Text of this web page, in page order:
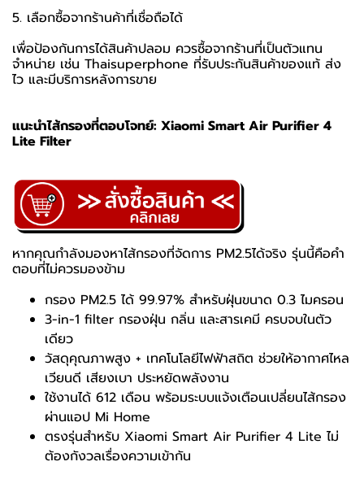
5. เลือกซื้อจากร้านค้าที่เชื่อถือได้
เพื่อป้องกันการได้สินค้าปลอม ควรซื้อจากร้านที่เป็นตัวแทน
จำหน่าย เช่น Thaisuperphone ที่รับประกันสินค้าของแท้ ส่ง
ไว และมีบริการหลังการขาย
แนะนำไส้กรองที่ตอบโจทย์: Xiaomi Smart Air Purifier 4
Lite Filter
หากคุณกำลังมองหาไส้กรองที่จัดการ PM2.5ได้จริง รุ่นนี้คือคำ
ตอบที่ไม่ควรมองข้าม
กรอง PM2.5 ได้ 99.97% สำหรับฝุ่นขนาด 0.3 ไมครอน
3-in-1 filter กรองฝุ่น กลิ่น และสารเคมี ครบจบในตัว
เดียว
วัสดุคุณภาพสูง + เทคโนโลยีไฟฟ้าสถิต ช่วยให้อากาศไหล
เวียนดี เสียงเบา ประหยัดพลังงาน
ใช้งานได้ 612 เดือน พร้อมระบบแจ้งเตือนเปลี่ยนไส้กรอง
ผ่านแอป Mi Home
ตรงรุ่นสำหรับ Xiaomi Smart Air Purifier 4 Lite ไม่
ต้องกังวลเรื่องความเข้ากัน